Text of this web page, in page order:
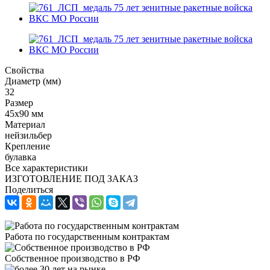
Свойства
Диаметр (мм)
32
Размер
45x90 мм
Материал
нейзильбер
Крепление
булавка
Все характеристики
ИЗГОТОВЛЕНИЕ ПОД ЗАКАЗ
Поделиться
Работа по государственным контрактам
Собственное производство в РФ